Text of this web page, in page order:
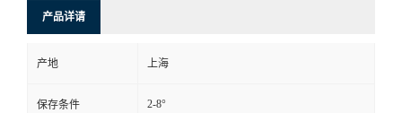
方
产品详请
产地 上海
保存条件 2-8°